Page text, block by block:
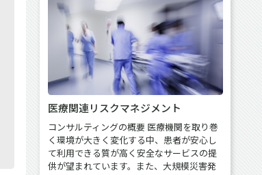
医療関連リスクマネジメント
コンサルティングの概要 医療機関を取り巻
く環境が大きく変化する中、患者が安心し
て利用できる質が高く安全なサービスの提
供が望まれています。また、大規模災害発